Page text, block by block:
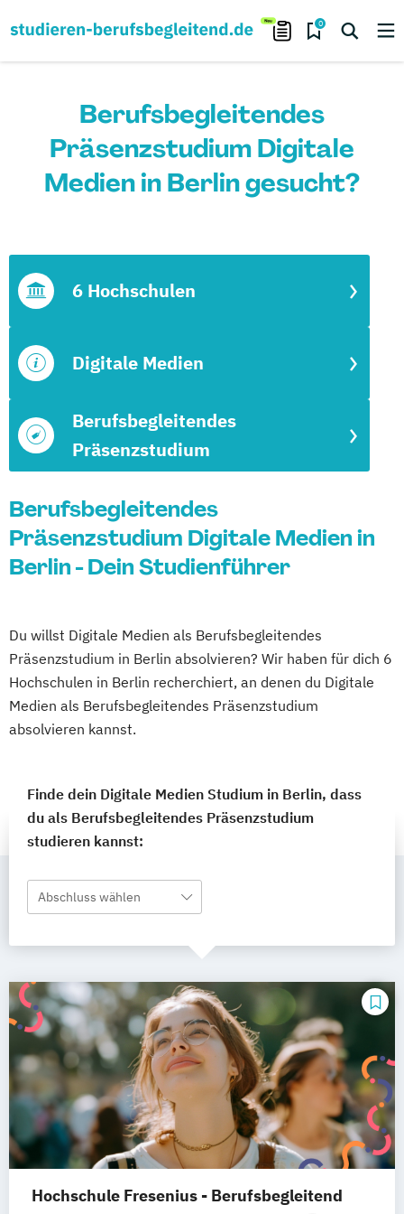
0
Berufsbegleitendes
Präsenzstudium Digitale
Medien in Berlin gesucht?
Berufsbegleitendes
Präsenzstudium
Digitale Medien
6 Hochschulen
Berufsbegleitendes
Präsenzstudium Digitale Medien in
Berlin - Dein Studienführer
Du willst Digitale Medien als Berufsbegleitendes
Präsenzstudium in Berlin absolvieren? Wir haben für dich 6
Hochschulen in Berlin recherchiert, an denen du Digitale
Medien als Berufsbegleitendes Präsenzstudium
absolvieren kannst.
Finde dein Digitale Medien Studium in Berlin, dass
du als Berufsbegleitendes Präsenzstudium
studieren kannst:
Abschluss wählen
Hochschule Fresenius - Berufsbegleitend